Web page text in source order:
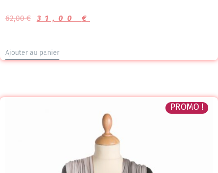
62,00€ 31,00 €
Ajouter au panier
PROMO !